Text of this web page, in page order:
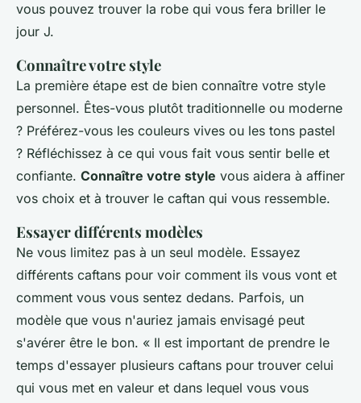
vous pouvez trouver la robe qui vous fera briller le
jour J.
Connaître votre style
La première étape est de bien connaître votre style
personnel. Êtes-vous plutôt traditionnelle ou moderne
? Préférez-vous les couleurs vives ou les tons pastel
? Réfléchissez à ce qui vous fait vous sentir belle et
confiante. Connaître votre style vous aidera à affiner
vos choix et à trouver le caftan qui vous ressemble.
Essayer différents modèles
Ne vous limitez pas à un seul modèle. Essayez
différents caftans pour voir comment ils vous vont et
comment vous vous sentez dedans. Parfois, un
modèle que vous n'auriez jamais envisagé peut
s'avérer être le bon. « Il est important de prendre le
temps d'essayer plusieurs caftans pour trouver celui
qui vous met en valeur et dans lequel vous vous